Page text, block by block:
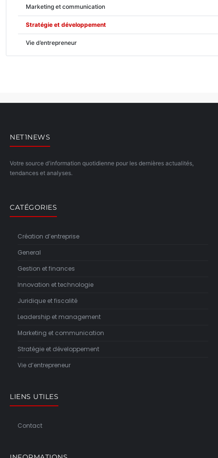
Marketing et communication
Stratégie et développement
Vie d’entrepreneur
NET1NEWS
Votre source d'information quotidienne pour les dernières actualités,
tendances et analyses.
CATÉGORIES
Création d’entreprise
General
Gestion et finances
Innovation et technologie
Juridique et fiscalité
Leadership et management
Marketing et communication
Stratégie et développement
Vie d’entrepreneur
LIENS UTILES
Contact